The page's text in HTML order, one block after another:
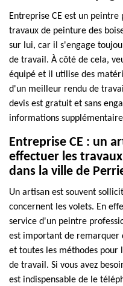
Entreprise CE est un
travaux de peinture des
sur lui, car il s'engage
de travail. À côté de cela,
équipé et il utilise des
d'un meilleur rendu de
devis est gratuit et sans
informations
Entreprise CE : un
effectuer les
dans la ville de
Un artisan est souvent
concernent les volets. En
service d'un peintre
est important de remarquer
et toutes les méthodes
de travail. Si vous avez
est indispensable de le